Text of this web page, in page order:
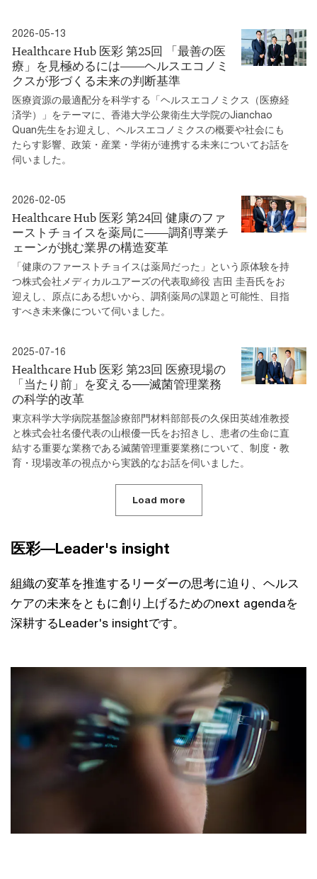
2026-05-13
Healthcare Hub 医彩 第25回 「最善の医
療」を見極めるには――ヘルスエコノミ
クスが形づくる未来の判断基準
医療資源の最適配分を科学する「ヘルスエコノミクス（医療経
済学）」をテーマに、香港大学公衆衛生大学院のJianchao
Quan先生をお迎えし、ヘルスエコノミクスの概要や社会にも
たらす影響、政策・産業・学術が連携する未来についてお話を
伺いました。
2026-02-05
Healthcare Hub 医彩 第24回 健康のファ
ーストチョイスを薬局に――調剤専業チ
ェーンが挑む業界の構造変革
「健康のファーストチョイスは薬局だった」という原体験を持
つ株式会社メディカルユアーズの代表取締役 吉田 圭吾氏をお
迎えし、原点にある想いから、調剤薬局の課題と可能性、目指
すべき未来像について伺いました。
2025-07-16
Healthcare Hub 医彩 第23回 医療現場の
「当たり前」を変える──滅菌管理業務
の科学的改革
東京科学大学病院基盤診療部門材料部部長の久保田英雄准教授
と株式会社名優代表の山根優一氏をお招きし、患者の生命に直
結する重要な業務である滅菌管理重要業務について、制度・教
育・現場改革の視点から実践的なお話を伺いました。
Load more
医彩―Leader's insight
組織の変革を推進するリーダーの思考に迫り、ヘルス
ケアの未来をともに創り上げるためのnext agendaを
深耕するLeader's insightです。